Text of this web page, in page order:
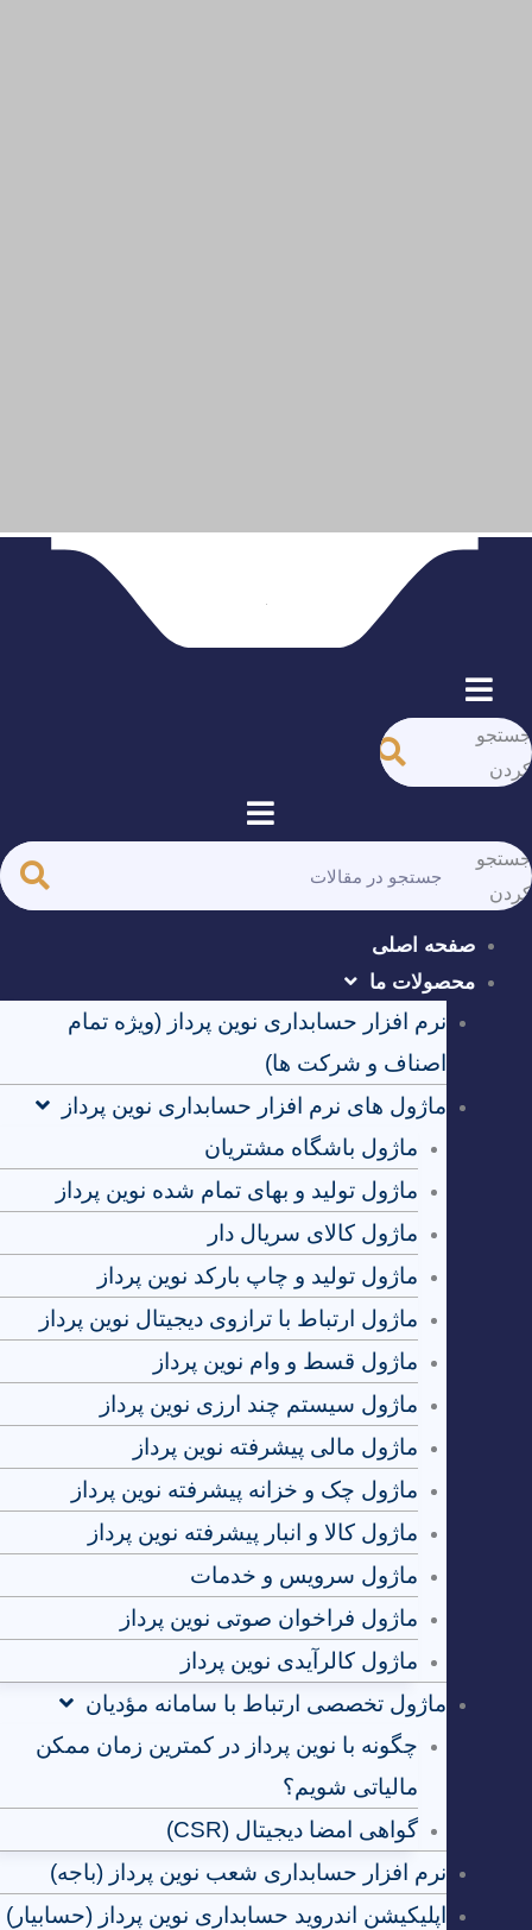
فهرست
فهرست
صفحه اصلی
محصولات ما
نرم افزار حسابداری نوین پرداز (ویژه تمام
اصناف و شرکت ها)
ماژول های نرم افزار حسابداری نوین پرداز
ماژول باشگاه مشتریان
ماژول تولید و بهای تمام شده نوین پرداز
ماژول کالای سریال دار
ماژول تولید و چاپ بارکد نوین پرداز
ماژول ارتباط با ترازوی دیجیتال نوین پرداز
ماژول قسط و وام نوین پرداز
ماژول سیستم چند ارزی نوین پرداز
ماژول مالی پیشرفته نوین پرداز
ماژول چک و خزانه پیشرفته نوین پرداز
ماژول کالا و انبار پیشرفته نوین پرداز
ماژول سرویس و خدمات
ماژول فراخوان صوتی نوین پرداز
ماژول کالرآیدی نوین پرداز
ماژول تخصصی ارتباط با سامانه مؤدیان
چگونه با نوین پرداز در کمترین زمان ممکن
مالیاتی شویم؟
گواهی امضا دیجیتال (CSR)
نرم افزار حسابداری شعب نوین پرداز (باجه)
اپلیکیشن اندروید حسابداری نوین پرداز (حسابیار)